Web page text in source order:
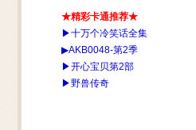
★精彩卡通推荐★
▶十万个冷笑话全集
▶AKB0048-第2季
▶开心宝贝第2部
▶野兽传奇